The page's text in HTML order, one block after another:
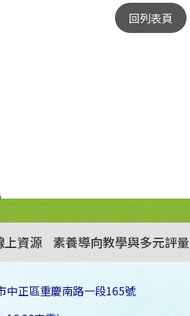
回列表頁
上資源 素養導向教學與多元評量
正區重慶南路一段165號